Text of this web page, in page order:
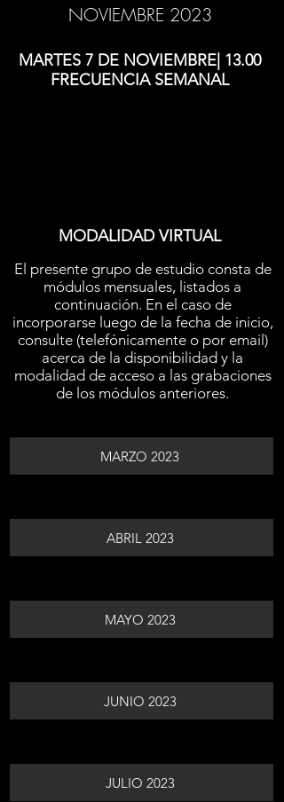
NOVIEMBRE 2023
MARTES 7 DE NOVIEMBRE| 13.00
FRECUENCIA SEMANAL
MODALIDAD VIRTUAL
El presente grupo de estudio consta de
módulos mensuales, listados a
continuación. En el caso de
incorporarse luego de la fecha de inicio,
consulte (telefónicamente o por email)
acerca de la disponibilidad y la
modalidad de acceso a las grabaciones
de los módulos anteriores.
MARZO 2023
ABRIL 2023
MAYO 2023
JUNIO 2023
JULIO 2023